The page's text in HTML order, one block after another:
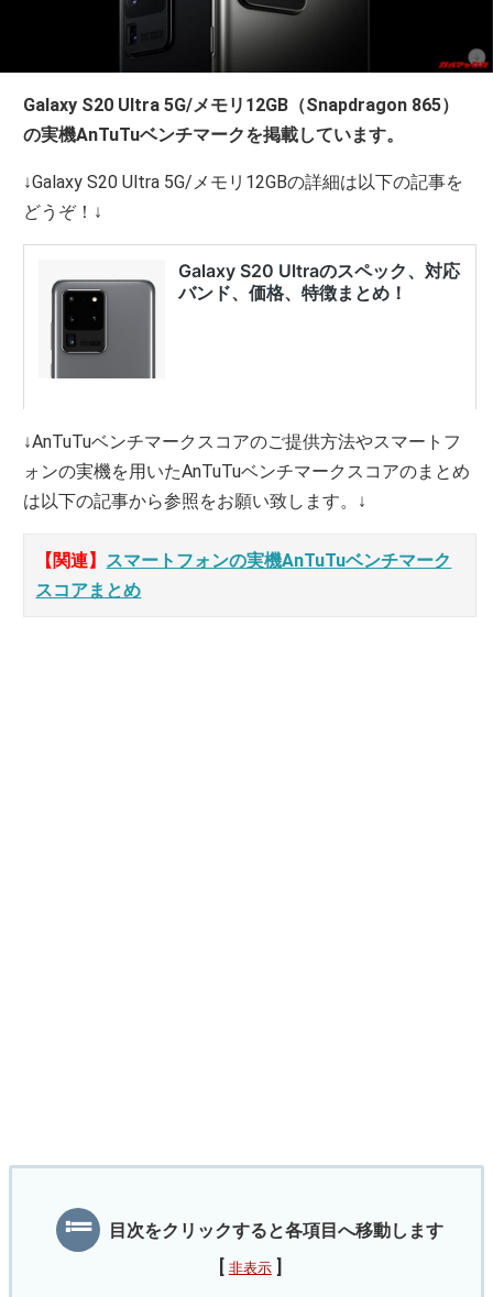
Galaxy S20 Ultra 5G/メモリ12GB（Snapdragon 865）
の実機AnTuTuベンチマークを掲載しています。
↓Galaxy S20 Ultra 5G/メモリ12GBの詳細は以下の記事を
どうぞ！↓
↓AnTuTuベンチマークスコアのご提供方法やスマートフ
ォンの実機を用いたAnTuTuベンチマークスコアのまとめ
は以下の記事から参照をお願い致します。↓
【関連】 スマートフォンの実機AnTuTuベンチマーク
スコアまとめ
目次をクリックすると各項目へ移動します
[ 非表示 ]